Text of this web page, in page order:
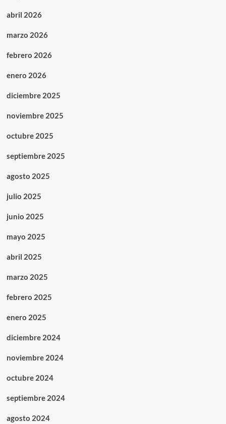
abril 2026
marzo 2026
febrero 2026
enero 2026
diciembre 2025
noviembre 2025
octubre 2025
septiembre 2025
agosto 2025
julio 2025
junio 2025
mayo 2025
abril 2025
marzo 2025
febrero 2025
enero 2025
diciembre 2024
noviembre 2024
octubre 2024
septiembre 2024
agosto 2024